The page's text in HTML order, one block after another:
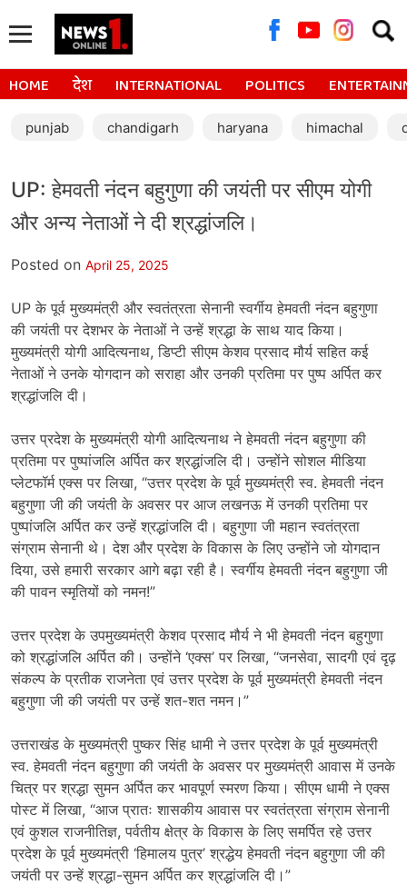
for:
HOME देश INTERNATIONAL POLITICS
punjab chandigarh haryana himachal
UP: हेमवती नंदन बहुगुणा की जयंती पर सीएम योगी
और अन्य नेताओं ने दी श्रद्धांजलि।
Posted on April 25, 2025
UP के पूर्व मुख्यमंत्री और स्वतंत्रता सेनानी स्वर्गीय हेमवती नंदन बहुगुणा
की जयंती पर देशभर के नेताओं ने उन्हें श्रद्धा के साथ याद किया।
मुख्यमंत्री योगी आदित्यनाथ, डिप्टी सीएम केशव प्रसाद मौर्य सहित कई
नेताओं ने उनके योगदान को सराहा और उनकी प्रतिमा पर पुष्प अर्पित कर
श्रद्धांजलि दी।
उत्तर प्रदेश के मुख्यमंत्री योगी आदित्यनाथ ने हेमवती नंदन बहुगुणा की
प्रतिमा पर पुष्पांजलि अर्पित कर श्रद्धांजलि दी। उन्होंने सोशल मीडिया
प्लेटफॉर्म एक्स पर लिखा, “उत्तर प्रदेश के पूर्व मुख्यमंत्री स्व. हेमवती नंदन
बहुगुणा जी की जयंती के अवसर पर आज लखनऊ में उनकी प्रतिमा पर
पुष्पांजलि अर्पित कर उन्हें श्रद्धांजलि दी। बहुगुणा जी महान स्वतंत्रता
संग्राम सेनानी थे। देश और प्रदेश के विकास के लिए उन्होंने जो योगदान
दिया, उसे हमारी सरकार आगे बढ़ा रही है। स्वर्गीय हेमवती नंदन बहुगुणा जी
की पावन स्मृतियों को नमन!”
उत्तर प्रदेश के उपमुख्यमंत्री केशव प्रसाद मौर्य ने भी हेमवती नंदन बहुगुणा
को श्रद्धांजलि अर्पित की। उन्होंने ‘एक्स’ पर लिखा, “जनसेवा, सादगी एवं दृढ़
संकल्प के प्रतीक राजनेता एवं उत्तर प्रदेश के पूर्व मुख्यमंत्री हेमवती नंदन
बहुगुणा जी की जयंती पर उन्हें शत-शत नमन।”
उत्तराखंड के मुख्यमंत्री पुष्कर सिंह धामी ने उत्तर प्रदेश के पूर्व मुख्यमंत्री
स्व. हेमवती नंदन बहुगुणा की जयंती के अवसर पर मुख्यमंत्री आवास में उनके
चित्र पर श्रद्धा सुमन अर्पित कर भावपूर्ण स्मरण किया। सीएम धामी ने एक्स
पोस्ट में लिखा, “आज प्रातः शासकीय आवास पर स्वतंत्रता संग्राम सेनानी
एवं कुशल राजनीतिज्ञ, पर्वतीय क्षेत्र के विकास के लिए समर्पित रहे उत्तर
प्रदेश के पूर्व मुख्यमंत्री ‘हिमालय पुत्र’ श्रद्धेय हेमवती नंदन बहुगुणा जी की
जयंती पर उन्हें श्रद्धा-सुमन अर्पित कर श्रद्धांजलि दी।”